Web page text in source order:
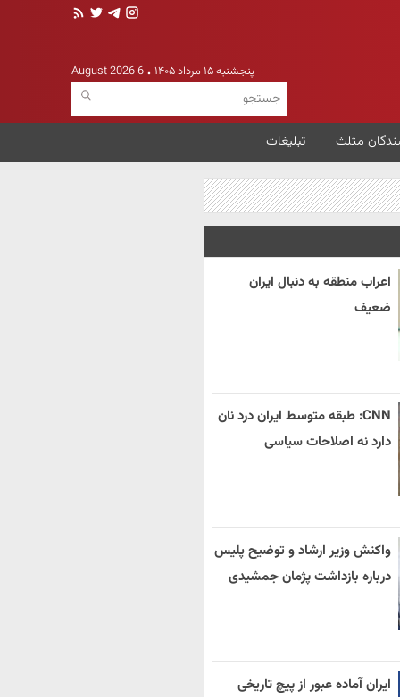
پنجشنبه ۱۵ مرداد ۱۴۰۵ 6 August 2026
مثلث تبلیغات
اعراب منطقه به دنبال ایران
ضعیف
CNN: طبقه متوسط ایران درد نان
دارد نه اصلاحات سیاسی
واکنش وزیر ارشاد و توضیح پلیس
درباره بازداشت پژمان جمشیدی
ایران آماده عبور از پیچ تاریخی